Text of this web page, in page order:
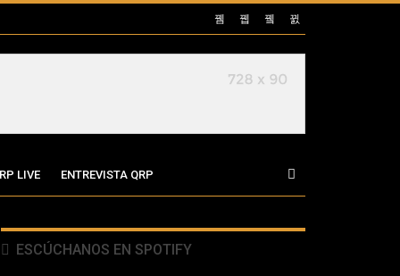
LIVE ENTREVISTA QRP
ESCÚCHANOS EN SPOTIFY